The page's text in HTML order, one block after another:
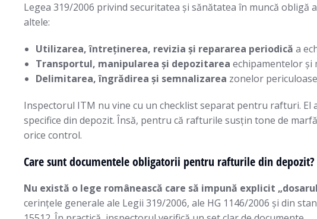
Legea 319/2006 privind securitatea și sănătatea în muncă
altele:
Utilizarea, întreținerea, revizia și repararea periodică a
Transportul, manipularea și depozitarea echipamentelor și
Delimitarea, îngrădirea și semnalizarea zonelor
Inspectorul ITM nu vine cu un checklist separat pentru rafturi. El
specifice din depozit. Însă, pentru că rafturile susțin tone de
orice control.
Care sunt documentele obligatorii pentru rafturile din depozit?
Nu există o lege românească care să impună explicit
cerințele generale ale Legii 319/2006, ale HG 1146/2006 și din